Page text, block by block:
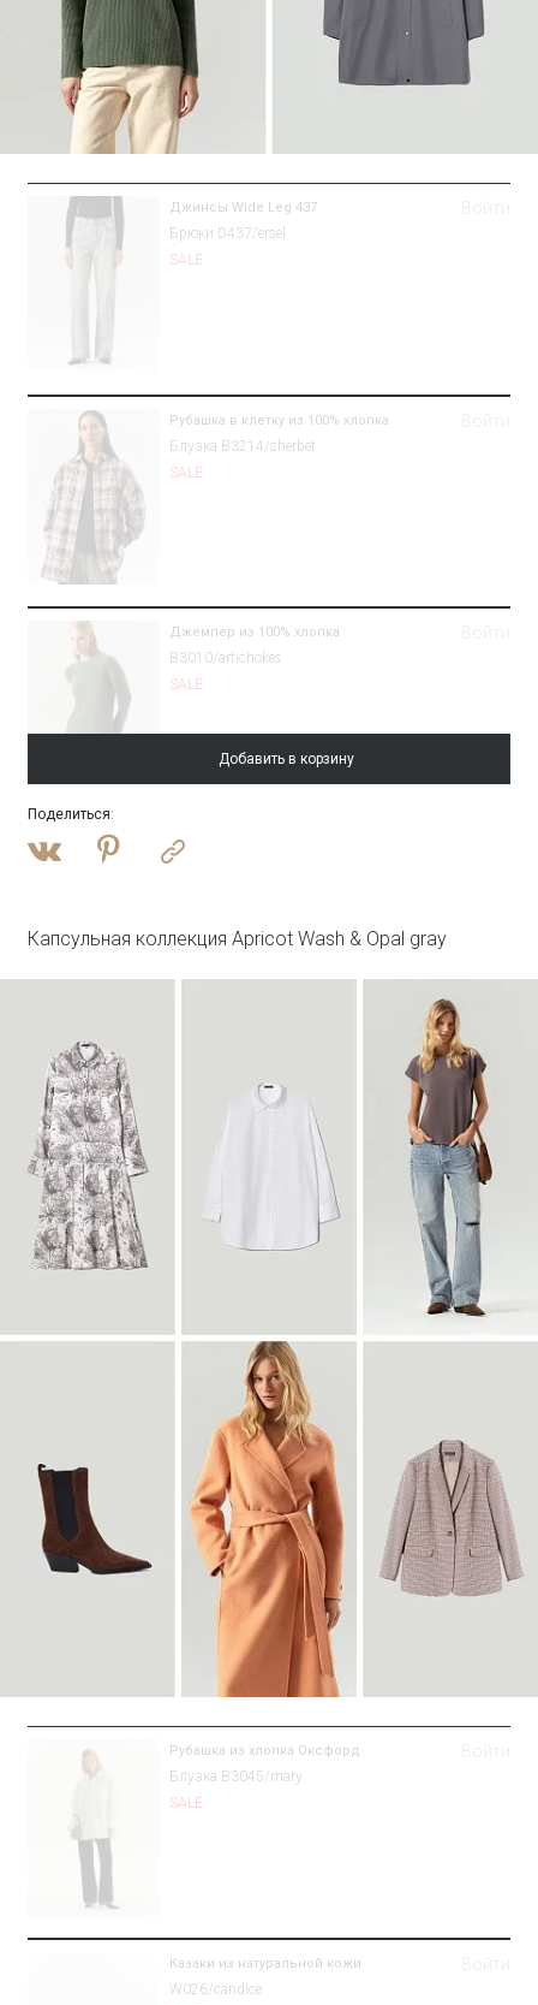
Джинсы Wide Leg 437
Брюки D437/ersel
SALE
Войти
Рубашка в клетку из 100% хлопка
Блузка B3214/sherbet
SALE
Войти
Джемпер из 100% хлопка
B3010/artichokes
SALE
Войти
Плащ с потайным капюшоном
Блузка B3127/dvunoch
Войти
Добавить в корзину
Поделиться:
Капсульная коллекция Apricot Wash & Opal gray
Рубашка из хлопка Оксфорд
Блузка B3045/mary
SALE
Войти
Казаки из натуральной кожи
W026/candice
Войти